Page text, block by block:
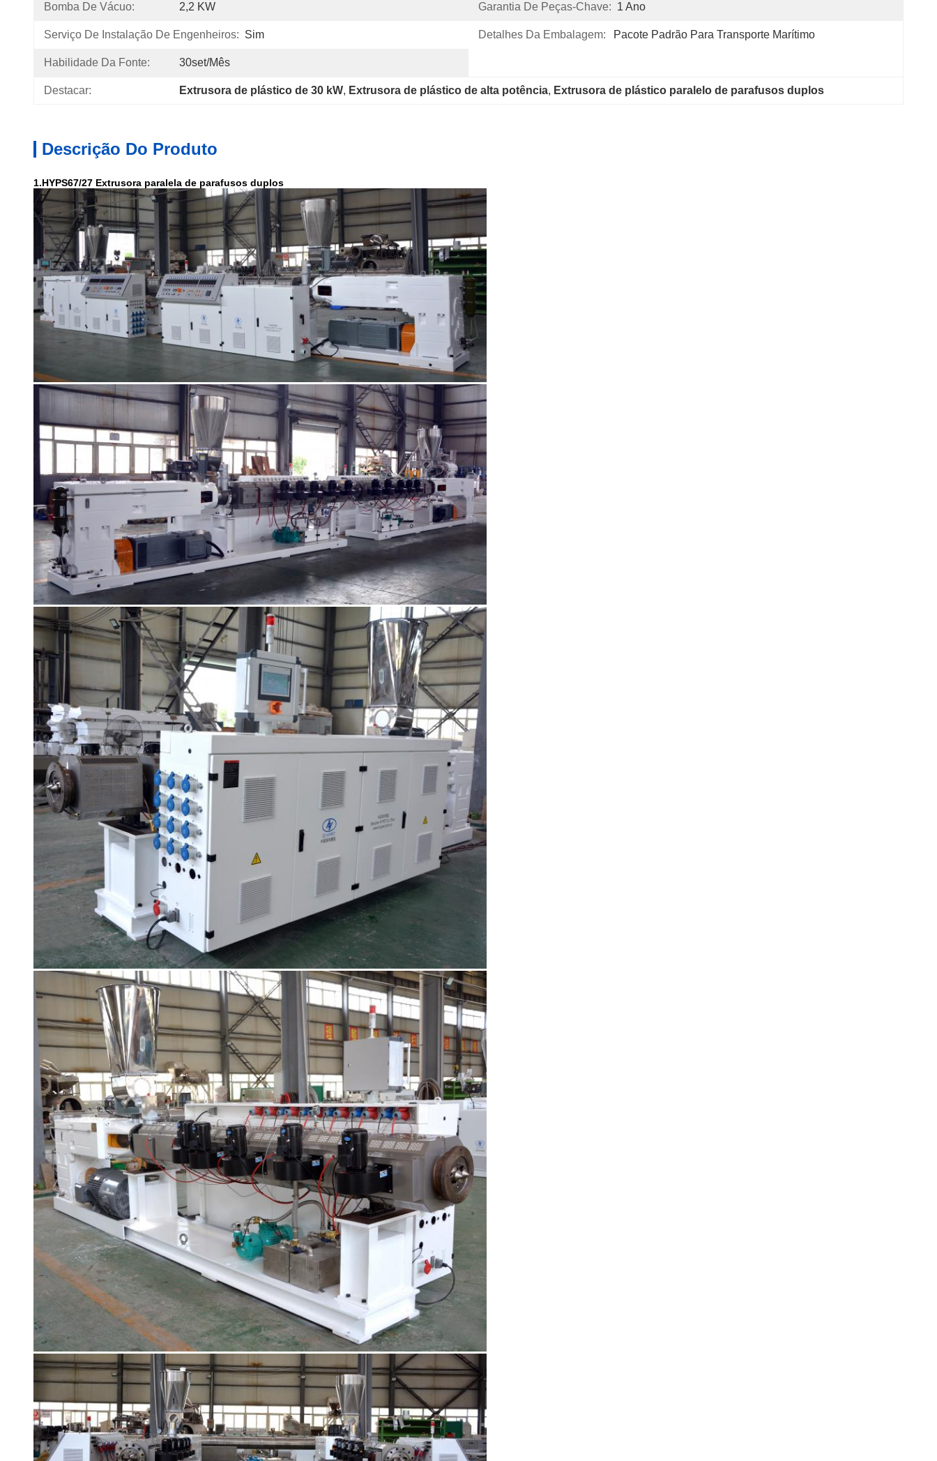
Bomba De Vácuo: 2,2 KW Garantia De Peças-Chave: 1 Ano
Serviço De Instalação De Engenheiros: Sim Detalhes Da Embalagem: Pacote Padrão Para Transporte Marítimo
Habilidade Da Fonte: 30set/mês
Destacar: Extrusora de plástico de 30 kW, Extrusora de plástico de alta potência, Extrusora de plástico paralelo de parafusos duplos
Descrição Do Produto
1.HYPS67/27 Extrusora paralela de parafusos duplos